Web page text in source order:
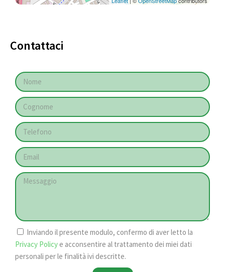
Contattaci
Inviando il presente modulo, confermo di aver letto la
Privacy Policy e acconsentire al trattamento dei miei dati
personali per le finalità ivi descritte.